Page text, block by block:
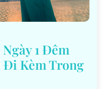
1 Đêm
Đi Kèm Trong